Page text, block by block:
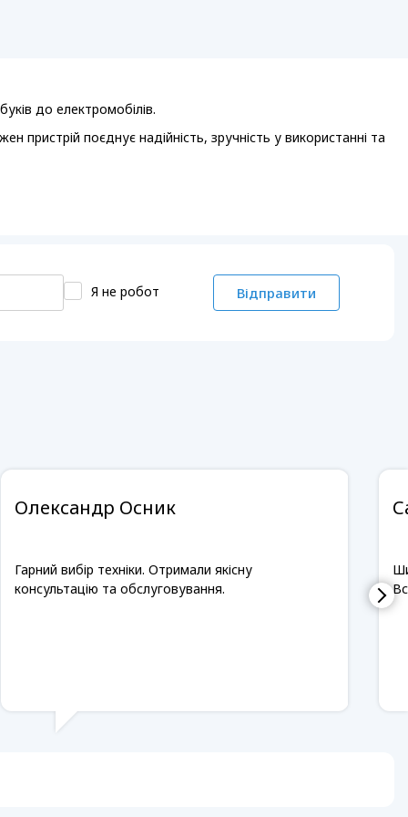
до електромобілів.
пристрій поєднує надійність, зручність у використанні та
Я не робот Відправити
Олександр Осник
Гарний вибір техніки. Отримали якісну
консультацію та обслуговування.